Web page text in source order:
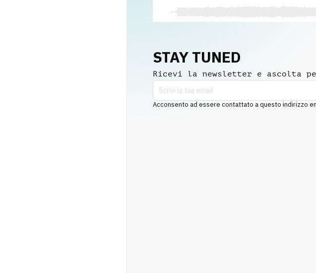
STAY TUNED
Ricevi la newsletter e ascolta
Acconsento ad essere contattato a questo indirizzo